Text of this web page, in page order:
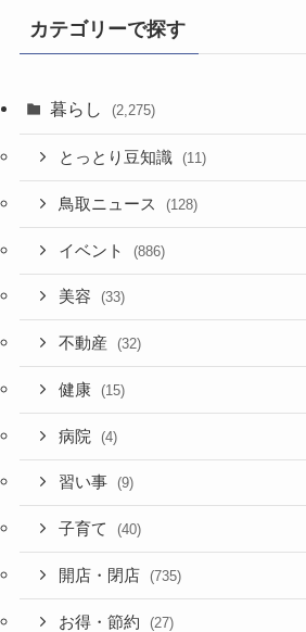
カテゴリーで探す
暮らし (2,275)
とっとり豆知識 (11)
鳥取ニュース (128)
イベント (886)
美容 (33)
不動産 (32)
健康 (15)
病院 (4)
習い事 (9)
子育て (40)
開店・閉店 (735)
お得・節約 (27)